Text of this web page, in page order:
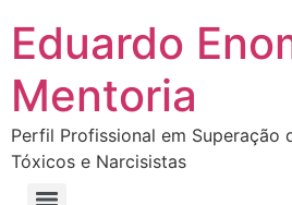
Eduardo
Mentoria
Perfil Profissional em Superação
Tóxicos e Narcisistas